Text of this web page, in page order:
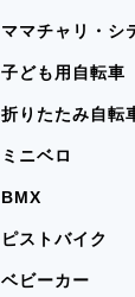
ママチャリ・シ
子ども用自転車
折りたたみ自転
ミニベロ
BMX
ピストバイク
ベビーカー